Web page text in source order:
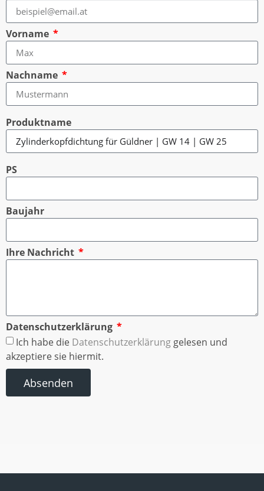
Vorname
Nachname
Produktname
PS
Baujahr
Ihre Nachricht
Datenschutzerklärung
Ich habe die Datenschutzerklärung gelesen und
akzeptiere sie hiermit.
Absenden